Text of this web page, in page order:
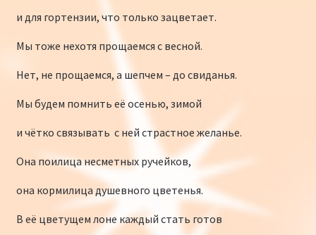
и для гортензии, что только зацветает.
Мы тоже нехотя прощаемся с весной.
Нет, не прощаемся, а шепчем – до свиданья.
Мы будем помнить её осенью, зимой
и чётко связывать с ней страстное желанье.
Она поилица несметных ручейков,
она кормилица душевного цветенья.
В её цветущем лоне каждый стать готов